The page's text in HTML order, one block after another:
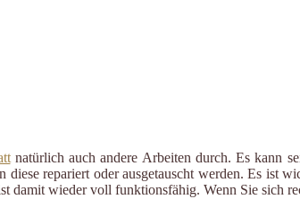
natürlich auch andere Arbeiten durch. Es kann
repariert oder ausgetauscht werden. Es ist
damit wieder voll funktionsfähig. Wenn Sie sich